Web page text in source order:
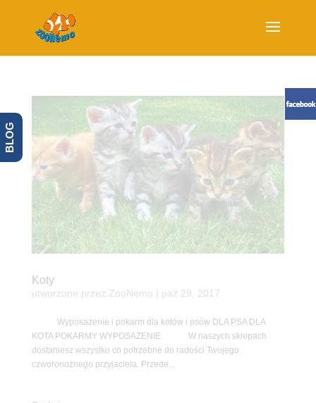
Koty
utworzone przez ZooNemo paź 29, 2017
Wyposażenie i pokarm dla kotów i psów DLA PSA DLA
KOTA POKARMY WYPOSAŻENIE W naszych sklepach
dostaniesz wszystko co potrzebne do radości Twojego
czworonożnego przyjaciela. Przede...
BLOG